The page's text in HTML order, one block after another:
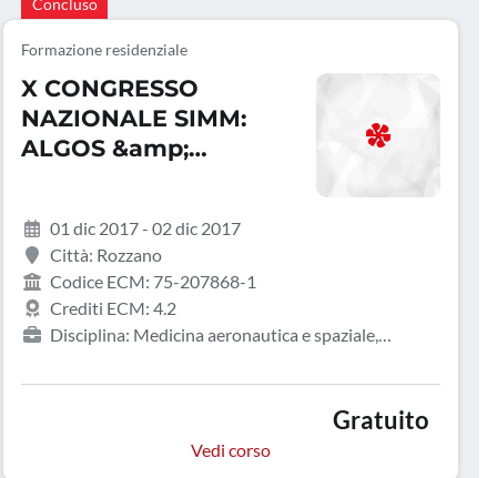
Concluso
Formazione residenziale
X CONGRESSO
NAZIONALE SIMM:
ALGOS &amp;
GOVERNARE IL
DOLORE? UNA SFIDA
DI IERI, OGGI E
DOMANI
01 dic 2017 - 02 dic 2017
Città: Rozzano
Codice ECM: 75-207868-1
Crediti ECM: 4.2
Disciplina: Medicina aeronautica e spaziale,
patologica, Anestesia e rianimazione, Angiologia,
Cardiochirurgia, Cardiologia, Chirurgia generale,
Gratuito
Vedi corso